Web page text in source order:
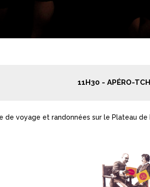
11H30 - APÉRO-
de voyage et randonnées sur le Plateau